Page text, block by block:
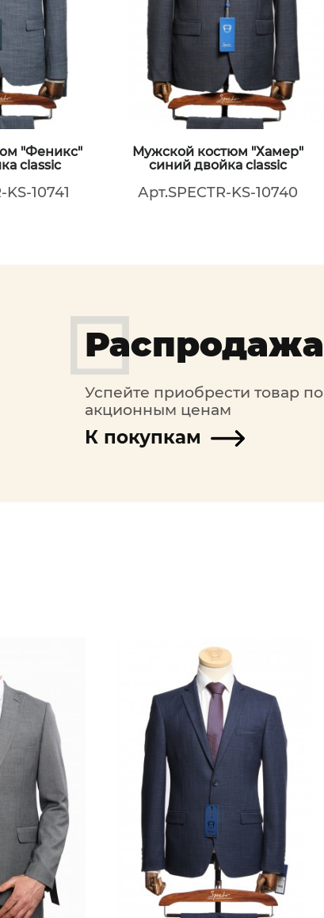
"Феникс"
classic
KS-10741
Мужской костюм "Хамер"
синий двойка classic
Арт.SPECTR-KS-10740
Распродажа
Успейте приобрести товар по
акционным ценам
К покупкам